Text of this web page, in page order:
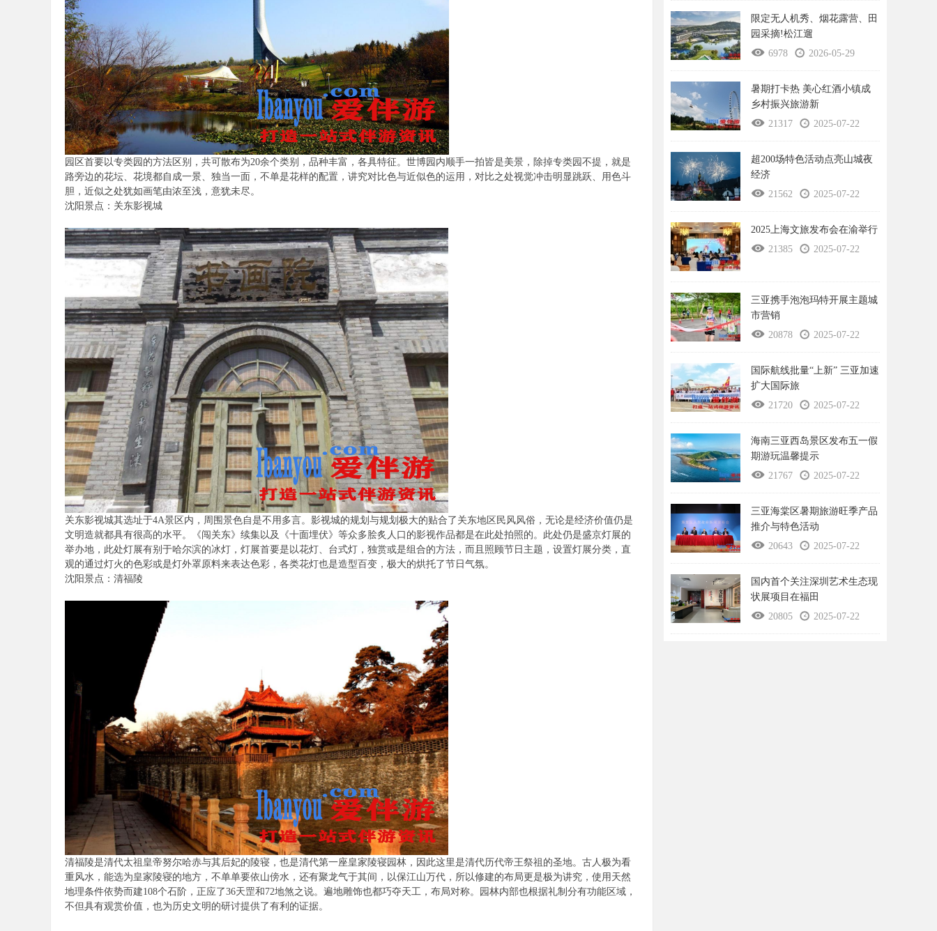
园区首要以专类园的方法区别，共可散布为20余个类别，品种丰富，各具特征。世博园内顺手一拍皆是美景，除掉专类园不提，就是
路旁边的花坛、花境都自成一景、独当一面，不单是花样的配置，讲究对比色与近似色的运用，对比之处视觉冲击明显跳跃、用色斗
胆，近似之处犹如画笔由浓至浅，意犹未尽。
沈阳景点：关东影视城
关东影视城其选址于4A景区内，周围景色自是不用多言。影视城的规划与规划极大的贴合了关东地区民风风俗，无论是经济价值仍是
文明造就都具有很高的水平。《闯关东》续集以及《十面埋伏》等众多脍炙人口的影视作品都是在此处拍照的。此处仍是盛京灯展的
举办地，此处灯展有别于哈尔滨的冰灯，灯展首要是以花灯、台式灯，独赏或是组合的方法，而且照顾节日主题，设置灯展分类，直
观的通过灯火的色彩或是灯外罩原料来表达色彩，各类花灯也是造型百变，极大的烘托了节日气氛。
沈阳景点：清福陵
清福陵是清代太祖皇帝努尔哈赤与其后妃的陵寝，也是清代第一座皇家陵寝园林，因此这里是清代历代帝王祭祖的圣地。古人极为看
重风水，能选为皇家陵寝的地方，不单单要依山傍水，还有聚龙气于其间，以保江山万代，所以修建的布局更是极为讲究，使用天然
地理条件依势而建108个石阶，正应了36天罡和72地煞之说。遍地雕饰也都巧夺天工，布局对称。园林内部也根据礼制分有功能区域，
不但具有观赏价值，也为历史文明的研讨提供了有利的证据。
限定无人机秀、烟花露营、田
园采摘!松江遛
6978
2026-05-29
暑期打卡热 美心红酒小镇成
乡村振兴旅游新
21317
2025-07-22
超200场特色活动点亮山城夜
经济
21562
2025-07-22
2025上海文旅发布会在渝举行
21385
2025-07-22
三亚携手泡泡玛特开展主题城
市营销
20878
2025-07-22
国际航线批量“上新” 三亚加速
扩大国际旅
21720
2025-07-22
海南三亚西岛景区发布五一假
期游玩温馨提示
21767
2025-07-22
三亚海棠区暑期旅游旺季产品
推介与特色活动
20643
2025-07-22
国内首个关注深圳艺术生态现
状展项目在福田
20805
2025-07-22